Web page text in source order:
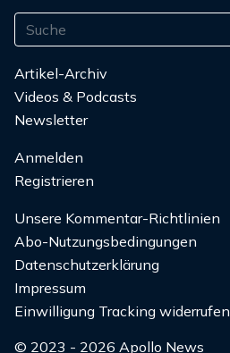
Artikel-Archiv
Videos & Podcasts
Newsletter
Anmelden
Registrieren
Unsere Kommentar-Richtlinien
Abo-Nutzungsbedingungen
Datenschutzerklärung
Impressum
Einwilligung Tracking widerrufen
© 2023 - 2026 Apollo News